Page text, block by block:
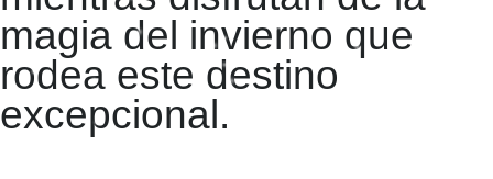
magia del invierno que
rodea este destino
excepcional.